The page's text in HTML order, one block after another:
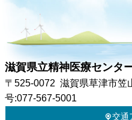
滋賀県立精神医療センタ
〒525-0072 滋賀県草津市笠
号:077-567-5001
交通